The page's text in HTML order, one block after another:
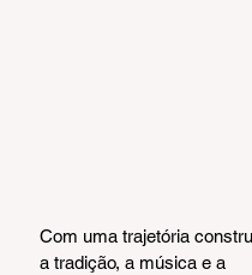
Com uma trajetória
a tradição, a música e a